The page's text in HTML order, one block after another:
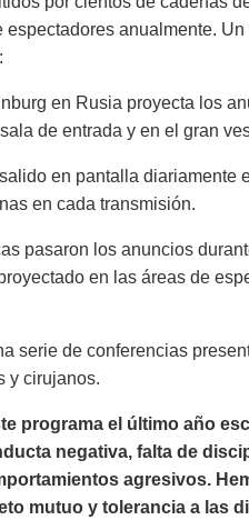
espectadores anualmente.
en Rusia proyecta los
de entrada y en el gran
en pantalla diariamente
en cada transmisión.
pasaron los anuncios
en las áreas de
serie de conferencias
y cirujanos.
programa el último año
negativa, falta de
agresivos.
mutuo y tolerancia a las